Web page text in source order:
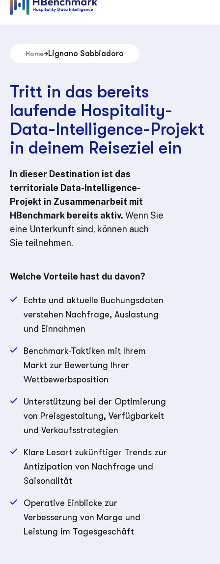
Home Lignano Sabbiadoro
Tritt in das bereits
laufende Hospitality-
Data-Intelligence-Projekt
in deinem Reiseziel ein
In dieser Destination ist das
territoriale Data-Intelligence-
Projekt in Zusammenarbeit mit
HBenchmark bereits aktiv. Wenn Sie
eine Unterkunft sind, können auch
Sie teilnehmen.
Welche Vorteile hast du davon?
Echte und aktuelle Buchungsdaten
verstehen Nachfrage, Auslastung
und Einnahmen
Benchmark-Taktiken mit Ihrem
Markt zur Bewertung Ihrer
Wettbewerbsposition
Unterstützung bei der Optimierung
von Preisgestaltung, Verfügbarkeit
und Verkaufsstrategien
Klare Lesart zukünftiger Trends zur
Antizipation von Nachfrage und
Saisonalität
Operative Einblicke zur
Verbesserung von Marge und
Leistung im Tagesgeschäft